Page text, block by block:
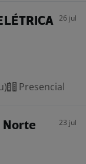
26 jul
Presencial
Norte 23 jul